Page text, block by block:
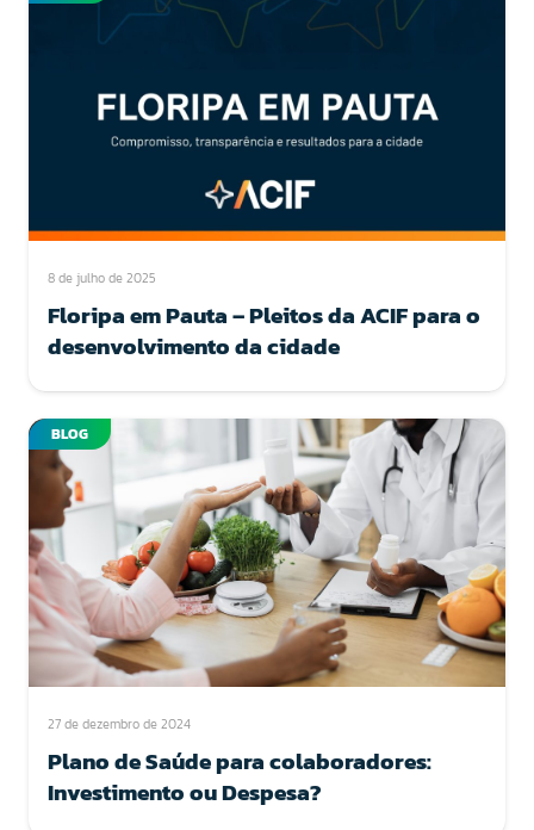
8 de julho de 2025
Floripa em Pauta – Pleitos da ACIF para o
desenvolvimento da cidade
BLOG
27 de dezembro de 2024
Plano de Saúde para colaboradores:
Investimento ou Despesa?